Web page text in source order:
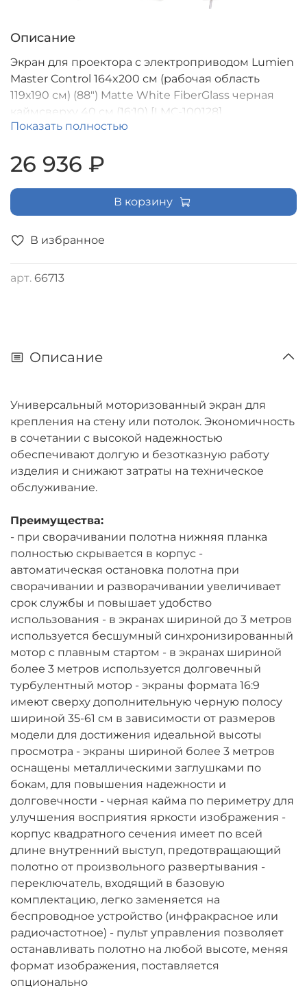
В избранное
арт. 66713
Описание
Экран для проектора с электроприводом Lumien
Master Control 164x200 см (рабочая область
119х190 см) (88") Matte White FiberGlass черная
каймсверху 40 см (16:10) [LMC-100128]
Показать полностью
26 936 ₽
В корзину
Описание
Универсальный моторизованный экран для
крепления на стену или потолок. Экономичность
в сочетании с высокой надежностью
обеспечивают долгую и безотказную работу
изделия и снижают затраты на техническое
обслуживание.
Преимущества:
- при сворачивании полотна нижняя планка
полностью скрывается в корпус -
автоматическая остановка полотна при
сворачивании и разворачивании увеличивает
срок службы и повышает удобство
использования - в экранах шириной до 3 метров
используется бесшумный синхронизированный
мотор с плавным стартом - в экранах шириной
более 3 метров используется долговечный
турбулентный мотор - экраны формата 16:9
имеют сверху дополнительную черную полосу
шириной 35-61 см в зависимости от размеров
модели для достижения идеальной высоты
просмотра - экраны шириной более 3 метров
оснащены металлическими заглушками по
бокам, для повышения надежности и
долговечности - черная кайма по периметру для
улучшения восприятия яркости изображения -
корпус квадратного сечения имеет по всей
длине внутренний выступ, предотвращающий
полотно от произвольного развертывания -
переключатель, входящий в базовую
комплектацию, легко заменяется на
беспроводное устройство (инфракрасное или
радиочастотное) - пульт управления позволяет
останавливать полотно на любой высоте, меняя
формат изображения, поставляется
опционально